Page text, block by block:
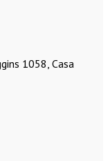
1058, Casa